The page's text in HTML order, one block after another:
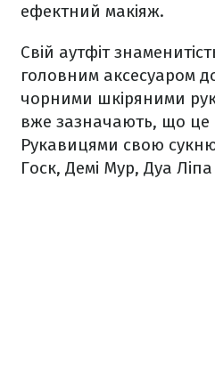
ефектний макіяж.
Свій аутфіт
головним аксесуаром
чорними шкіряними
вже зазначають, що це
Рукавицями свою
Госк, Демі Мур, Дуа